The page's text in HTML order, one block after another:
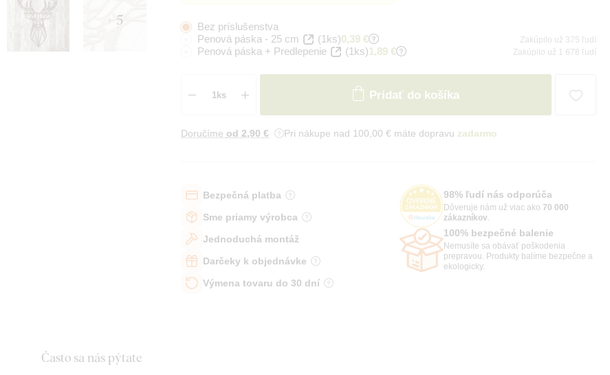
+ 5
Bez príslušenstva
Penová páska - 25 cm
(1ks)0,39 € Zakúpilo už 375 ľudí
Penová páska + Predlepenie (1ks)1,89 € Zakúpilo už 1 678 ľudí
Pridať do košíka
Doručíme od 2,90 € Pri nákupe nad 100,00 € máte dopravu zadarmo
Bezpečná platba
Sme priamy výrobca
Jednoduchá montáž
Darčeky k objednávke
Výmena tovaru do 30 dní
98% ľudí nás odporúča
Dôveruje nám už viac ako 70 000
zákazníkov
100% bezpečné balenie
Nemusíte sa obávať poškodenia
prepravou. Produkty balíme bezpečne a
ekologicky.
Často sa nás pýtate